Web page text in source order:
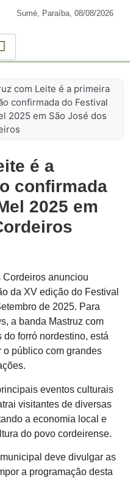
Sumé, Paraíba, 08/08/2026
com Leite é a primeira
confirmada do Festival
2025 em São José dos
é a
confirmada
2025 em
Cordeiros anunciou
da XV edição do Festival
de 2025. Para
a banda Mastruz com
do forró nordestino, está
o público com grandes
eventos culturais
visitantes de diversas
a economia local e
do povo cordeirense.
deve divulgar as
a programação desta